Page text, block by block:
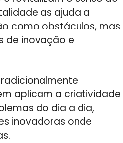
as ajuda a
como obstáculos, mas
de inovação e
aplicam a criatividade
do dia a dia,
inovadoras onde